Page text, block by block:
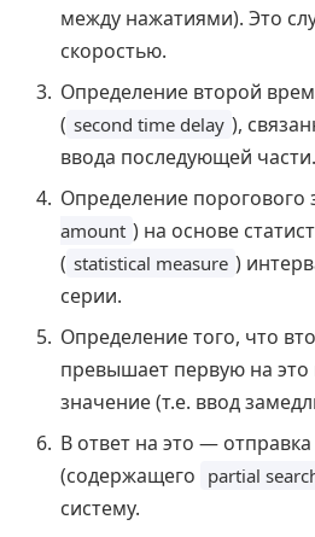
между нажатиями). Это
скоростью.
Определение второй
( second time delay ),
ввода последующей части.
Определение порогового
amount ) на основе
( statistical measure )
серии.
Определение того, что
превышает первую на это
значение (т.е. ввод
В ответ на это —
(содержащего partial
систему.